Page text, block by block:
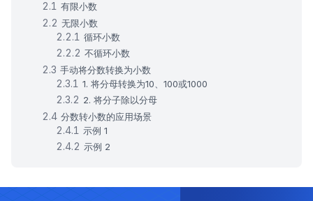
有限小数
无限小数
循环小数
不循环小数
手动将分数转换为小数
1. 将分母转换为10、100或1000
2. 将分子除以分母
分数转小数的应用场景
示例 1
示例 2